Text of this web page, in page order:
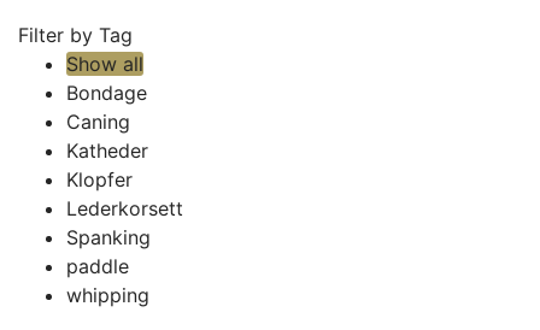
Filter by Tag
Show all
Bondage
Caning
Katheder
Klopfer
Lederkorsett
Spanking
paddle
whipping